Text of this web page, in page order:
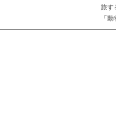
旅す
「